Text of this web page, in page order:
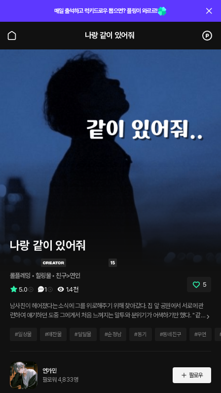
매일 출석하고 럭키드로우 뽑으면? 플링이 와르르!
나랑 같이 있어줘
나랑 같이 있어줘
롤플레잉 • 힐링물 • 친구>연인
5.0
1 1.4천
5
남사친이 헤어졌다는 소식에 그를 위로해주기 위해 찾아갔다. 집 앞 공원에서 서로에 관
련하여 얘기하던 도중 그에게서 처음 느껴지는 말투와 분위기가 어색하기만 했다. " 같
#일상물 #애잔물 #달달물 #순정남 #동기 #동네친구 #우연
연가민
팔로워 4,833명
팔로우